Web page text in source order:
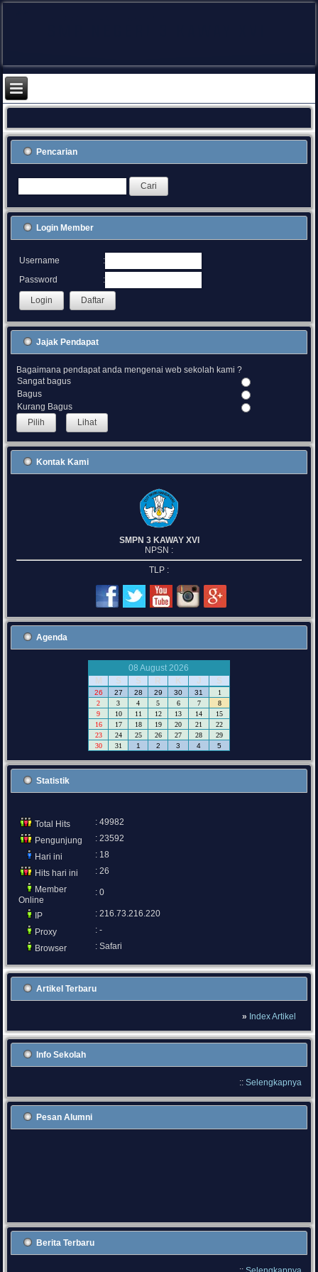
Pencarian
Login Member
Username
:
Password
:
Jajak Pendapat
Bagaimana pendapat anda mengenai web sekolah kami ?
Sangat bagus
Bagus
Kurang Bagus
Lihat
Kontak Kami
SMPN 3 KAWAY XVI
NPSN :
TLP :
Agenda
08 August 2026
M
S S R K J S
26 27 28 29 30 31
1
2
3 4 5 6 7
8
9
10 11 12 13 14
15
16
17 18 19 20 21
22
23
24 25 26 27 28
29
30
31 1 2 3 4 5
Statistik
Total Hits
: 49982
Pengunjung
: 23592
Hari ini
: 18
Hits hari ini
: 26
Member
Online
: 0
IP
: 216.73.216.220
Proxy
: -
Browser
: Safari
Artikel Terbaru
» Index Artikel
Info Sekolah
:: Selengkapnya
Pesan Alumni
Berita Terbaru